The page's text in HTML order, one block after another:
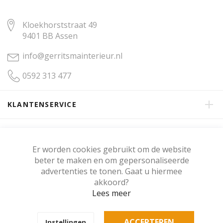
Er worden cookies gebruikt om de website
beter te maken en om gepersonaliseerde
advertenties te tonen. Gaat u hiermee
akkoord?
Lees meer
Kloekhorststraat 49
9401 BB Assen
info@gerritsmainterieur.nl
0592 313 477
KLANTENSERVICE
KLANTENBEOORDELING
Copyright © Gerritsma Interieur.